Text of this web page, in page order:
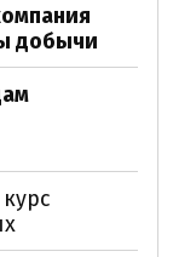
добычи